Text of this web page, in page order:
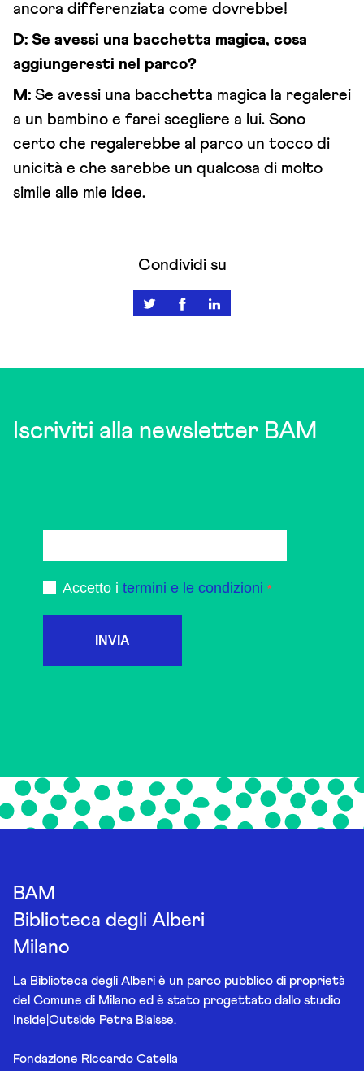
ancora differenziata come dovrebbe!
D: Se avessi una bacchetta magica, cosa
aggiungeresti nel parco?
M: Se avessi una bacchetta magica la regalerei
a un bambino e farei scegliere a lui. Sono
certo che regalerebbe al parco un tocco di
unicità e che sarebbe un qualcosa di molto
simile alle mie idee.
Condividi su
Iscriviti alla newsletter BAM
Accetto i termini e le condizioni
INVIA
BAM
Biblioteca degli Alberi
Milano
La Biblioteca degli Alberi è un parco pubblico di proprietà
del Comune di Milano ed è stato progettato dallo studio
Inside|Outside Petra Blaisse.
Fondazione Riccardo Catella